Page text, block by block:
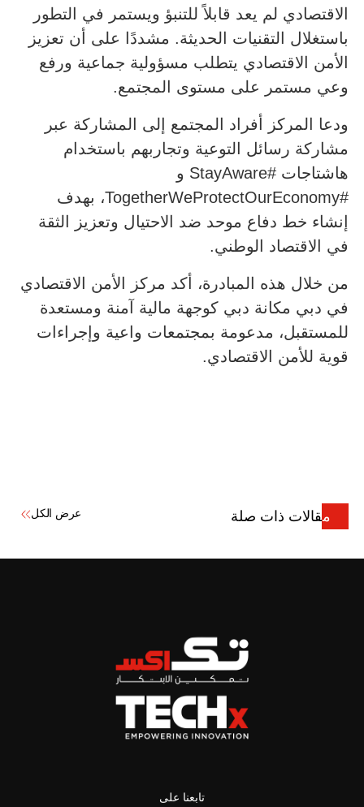
الاقتصادي لم يعد قابلاً للتنبؤ ويستمر في التطور
باستغلال التقنيات الحديثة. مشددًا على أن تعزيز
الأمن الاقتصادي يتطلب مسؤولية جماعية ورفع
وعي مستمر على مستوى المجتمع.
ودعا المركز أفراد المجتمع إلى المشاركة عبر
مشاركة رسائل التوعية وتجاربهم باستخدام
هاشتاجات #StayAware و
#TogetherWeProtectOurEconomy، بهدف
إنشاء خط دفاع موحد ضد الاحتيال وتعزيز الثقة
في الاقتصاد الوطني.
من خلال هذه المبادرة، أكد مركز الأمن الاقتصادي
في دبي مكانة دبي كوجهة مالية آمنة ومستعدة
للمستقبل، مدعومة بمجتمعات واعية وإجراءات
قوية للأمن الاقتصادي.
مقالات ذات صلة عرض الكل
تابعنا على